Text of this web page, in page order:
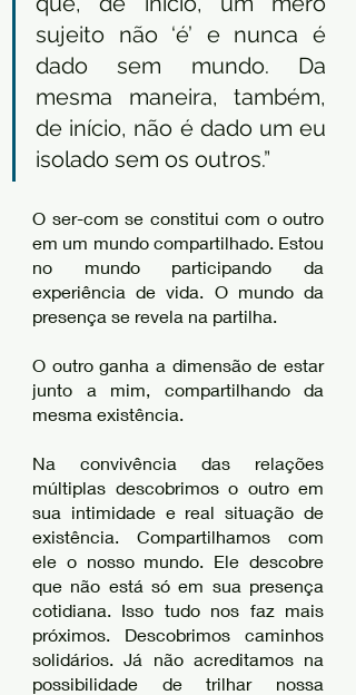
sujeito não ‘é’ e nunca é
dado sem mundo. Da
mesma maneira, também,
de início, não é dado um eu
isolado sem os outros.”
O ser-com se constitui com o outro
em um mundo compartilhado. Estou
no mundo participando da
experiência de vida. O mundo da
presença se revela na partilha.
O outro ganha a dimensão de estar
junto a mim, compartilhando da
mesma existência.
Na convivência das relações
múltiplas descobrimos o outro em
sua intimidade e real situação de
existência. Compartilhamos com
ele o nosso mundo. Ele descobre
que não está só em sua presença
cotidiana. Isso tudo nos faz mais
próximos. Descobrimos caminhos
solidários. Já não acreditamos na
possibilidade de trilhar nossa